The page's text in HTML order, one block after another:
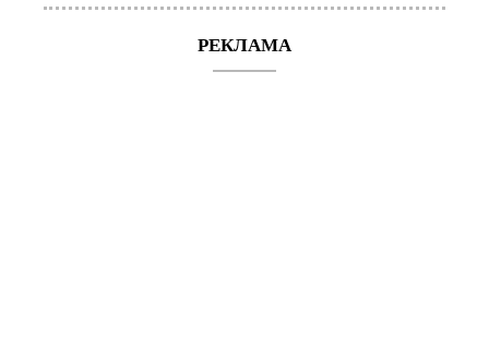
РЕКЛАМА